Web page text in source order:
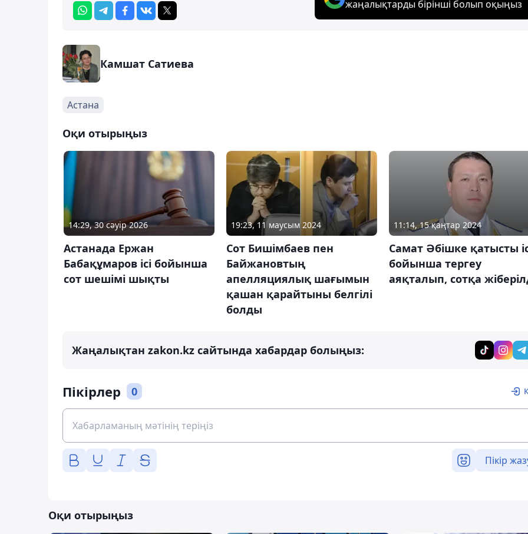
жаңалықтарды бірінші болып оқыңыз
Камшат Сатиева
Астана
Оқи отырыңыз
14:29, 30 сәуір 2026
Астанада Ержан
Бабақұмаров ісі бойынша
сот шешімі шықты
19:23, 11 маусым 2024
Сот Бишімбаев пен
Байжановтың
апелляциялық шағымын
қашан қарайтыны белгілі
болды
11:14, 15 қаңтар 2024
Самат Әбішке қатысты
бойынша тергеу
аяқталып, сотқа
Жаңалықтан zakon.kz сайтында хабардар болыңыз:
Пікірлер 0
Пікір
Оқи отырыңыз